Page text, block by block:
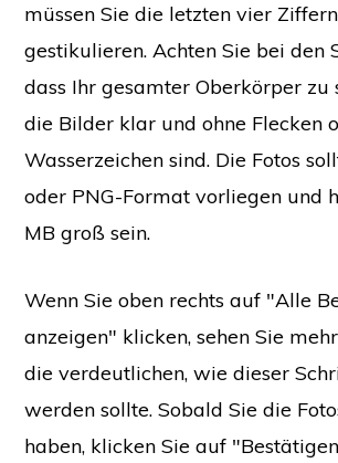
müssen Sie die letzten vier
gestikulieren. Achten Sie bei den
dass Ihr gesamter Oberkörper zu
die Bilder klar und ohne Flecken
Wasserzeichen sind. Die Fotos
oder PNG-Format vorliegen und
MB groß sein.
Wenn Sie oben rechts auf "Alle
anzeigen" klicken, sehen Sie
die verdeutlichen, wie dieser
werden sollte. Sobald Sie die
haben, klicken Sie auf